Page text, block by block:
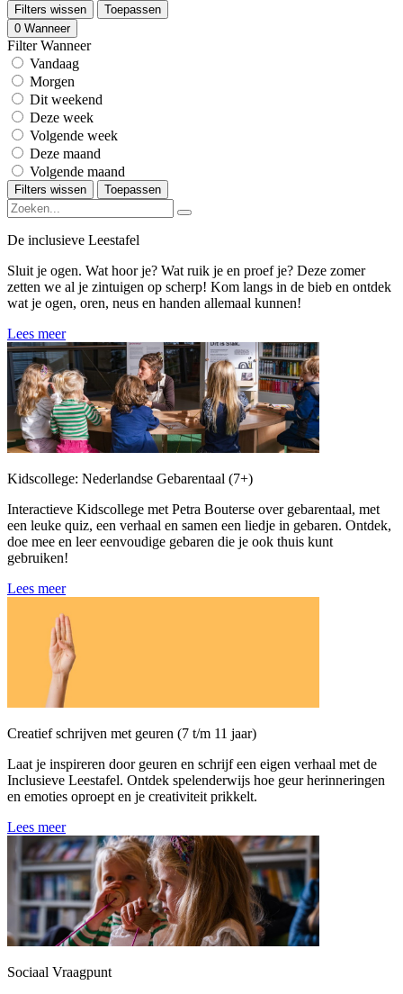
Filters wissen
Toepassen
0 Wanneer
Filter Wanneer
Vandaag
Morgen
Dit weekend
Deze week
Volgende week
Deze maand
Volgende maand
Filters wissen Toepassen
De inclusieve Leestafel
Sluit je ogen. Wat hoor je? Wat ruik je en proef je? Deze zomer
zetten we al je zintuigen op scherp! Kom langs in de bieb en ontdek
wat je ogen, oren, neus en handen allemaal kunnen!
Lees meer
Kidscollege: Nederlandse Gebarentaal (7+)
Interactieve Kidscollege met Petra Bouterse over gebarentaal, met
een leuke quiz, een verhaal en samen een liedje in gebaren. Ontdek,
doe mee en leer eenvoudige gebaren die je ook thuis kunt
gebruiken!
Lees meer
Creatief schrijven met geuren (7 t/m 11 jaar)
Laat je inspireren door geuren en schrijf een eigen verhaal met de
Inclusieve Leestafel. Ontdek spelenderwijs hoe geur herinneringen
en emoties oproept en je creativiteit prikkelt.
Lees meer
Sociaal Vraagpunt